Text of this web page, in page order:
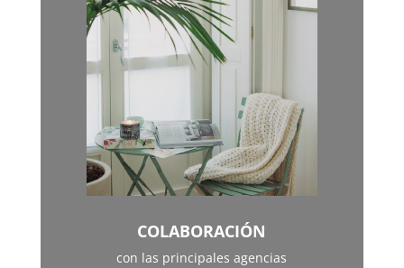
COLABORACIÓN
con las principales agencias